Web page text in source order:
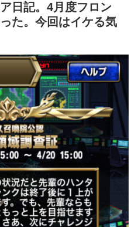
日記。4月度フロン
た。今回はイケる気